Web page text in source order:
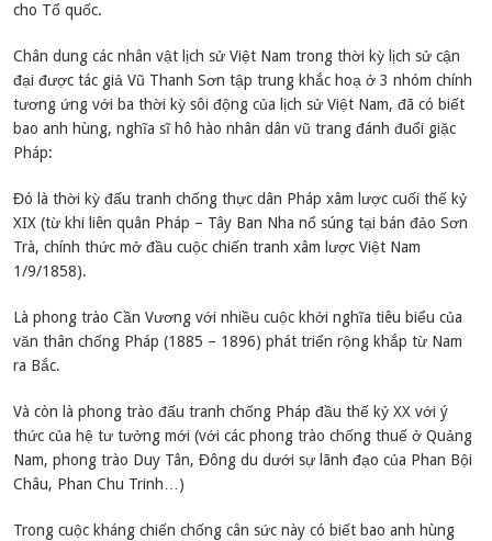
cho Tổ quốc.
Chân dung các nhân vật lịch sử Việt Nam trong thời kỳ lịch sử cận
đại được tác giả Vũ Thanh Sơn tập trung khắc hoạ ở 3 nhóm chính
tương ứng với ba thời kỳ sôi động của lịch sử Việt Nam, đã có biết
bao anh hùng, nghĩa sĩ hô hào nhân dân vũ trang đánh đuổi giặc
Pháp:
Đó là thời kỳ đấu tranh chống thực dân Pháp xâm lược cuối thế kỷ
XIX (từ khi liên quân Pháp – Tây Ban Nha nổ súng tại bán đảo Sơn
Trà, chính thức mở đầu cuộc chiến tranh xâm lược Việt Nam
1/9/1858).
Là phong trào Cần Vương với nhiều cuộc khởi nghĩa tiêu biểu của
văn thân chống Pháp (1885 – 1896) phát triển rộng khắp từ Nam
ra Bắc.
Và còn là phong trào đấu tranh chống Pháp đầu thế kỷ XX với ý
thức của hệ tư tưởng mới (với các phong trào chống thuế ở Quảng
Nam, phong trào Duy Tân, Đông du dưới sự lãnh đạo của Phan Bội
Châu, Phan Chu Trinh…)
Trong cuộc kháng chiến chống cân sức này có biết bao anh hùng